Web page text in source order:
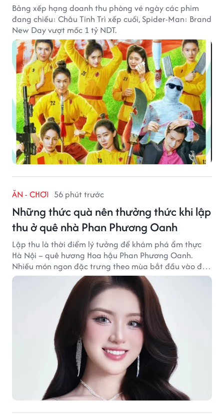
Bảng xếp hạng doanh thu phòng vé ngày các phim
đang chiếu: Châu Tinh Trì xếp cuối, Spider-Man: Brand
New Day vượt mốc 1 tỷ NDT.
ĂN - CHƠI 56 phút trước
Những thức quà nên thưởng thức khi lập
thu ở quê nhà Phan Phương Oanh
Lập thu là thời điểm lý tưởng để khám phá ẩm thực
Hà Nội – quê hương Hoa hậu Phan Phương Oanh.
Nhiều món ngon đặc trưng theo mùa bắt đầu vào độ
hấp dẫn, níu chân thực khách gần xa.